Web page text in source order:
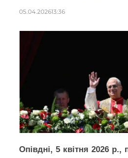
05.04.202613:36
Опівдні, 5 квітня 2026 р.,